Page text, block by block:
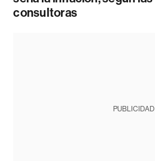
consultoras
PUBLICIDAD